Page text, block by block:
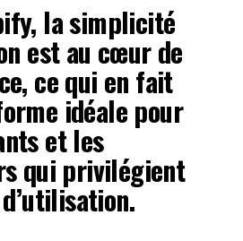
lasimplicité
est au cœur de
ce qui en fait
idéale pour
et les
qui privilégient
.